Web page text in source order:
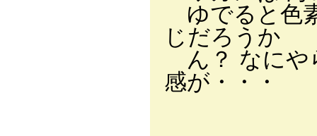
ゆでると色
じだろうか
ん？ なにや
感が・・・